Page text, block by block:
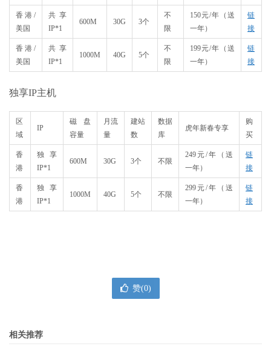
香港/
美国
共享
IP*1
600M 30G 3个
不
限
150元/年（送
一年）
链
接
香港/
美国
共享
IP*1
1000M 40G 5个
不
限
199元/年（送
一年）
链
接
独享IP主机
区
域
IP
磁盘
容量
月流
量
建站
数
数据
库
虎年新春专享
购
买
香
港
独享
IP*1
600M 30G 3个 ​不限
249元/年（送
一年）
链
接
香
港
独享
IP*1
1000M 40G 5个 不限
299元/年（送
一年）
链
接
赞(0)
相关推荐